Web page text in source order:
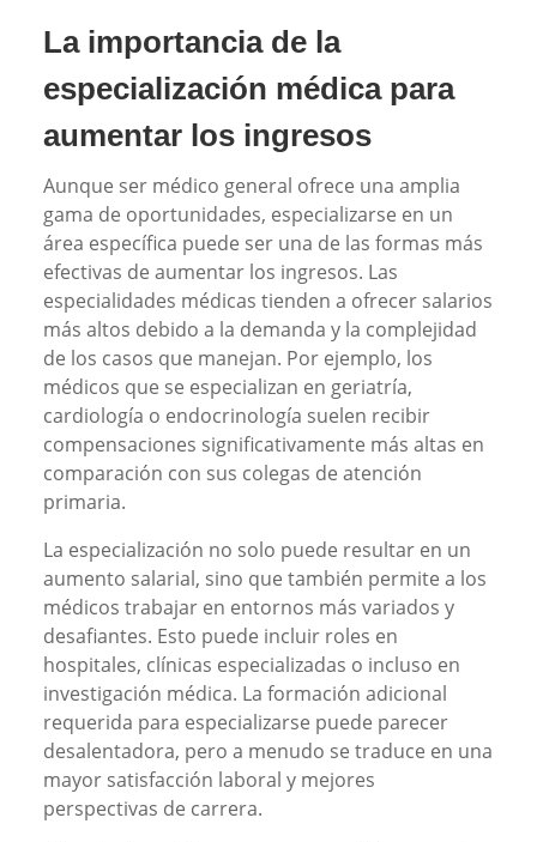
La importancia de la
especialización médica para
aumentar los ingresos
Aunque ser médico general ofrece una amplia
gama de oportunidades, especializarse en un
área específica puede ser una de las formas más
efectivas de aumentar los ingresos. Las
especialidades médicas tienden a ofrecer salarios
más altos debido a la demanda y la complejidad
de los casos que manejan. Por ejemplo, los
médicos que se especializan en geriatría,
cardiología o endocrinología suelen recibir
compensaciones significativamente más altas en
comparación con sus colegas de atención
primaria.
La especialización no solo puede resultar en un
aumento salarial, sino que también permite a los
médicos trabajar en entornos más variados y
desafiantes. Esto puede incluir roles en
hospitales, clínicas especializadas o incluso en
investigación médica. La formación adicional
requerida para especializarse puede parecer
desalentadora, pero a menudo se traduce en una
mayor satisfacción laboral y mejores
perspectivas de carrera.